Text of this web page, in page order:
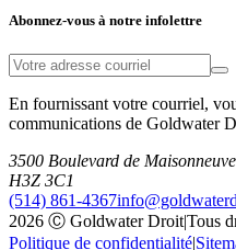
Abonnez-vous à notre infolettre
En fournissant votre courriel,
communications de Goldwater
3500 Boulevard de
H3Z 3C1
(514) 861-4367
2026 Ⓒ Goldwater Droit|Tous
Politique de confidentialité|